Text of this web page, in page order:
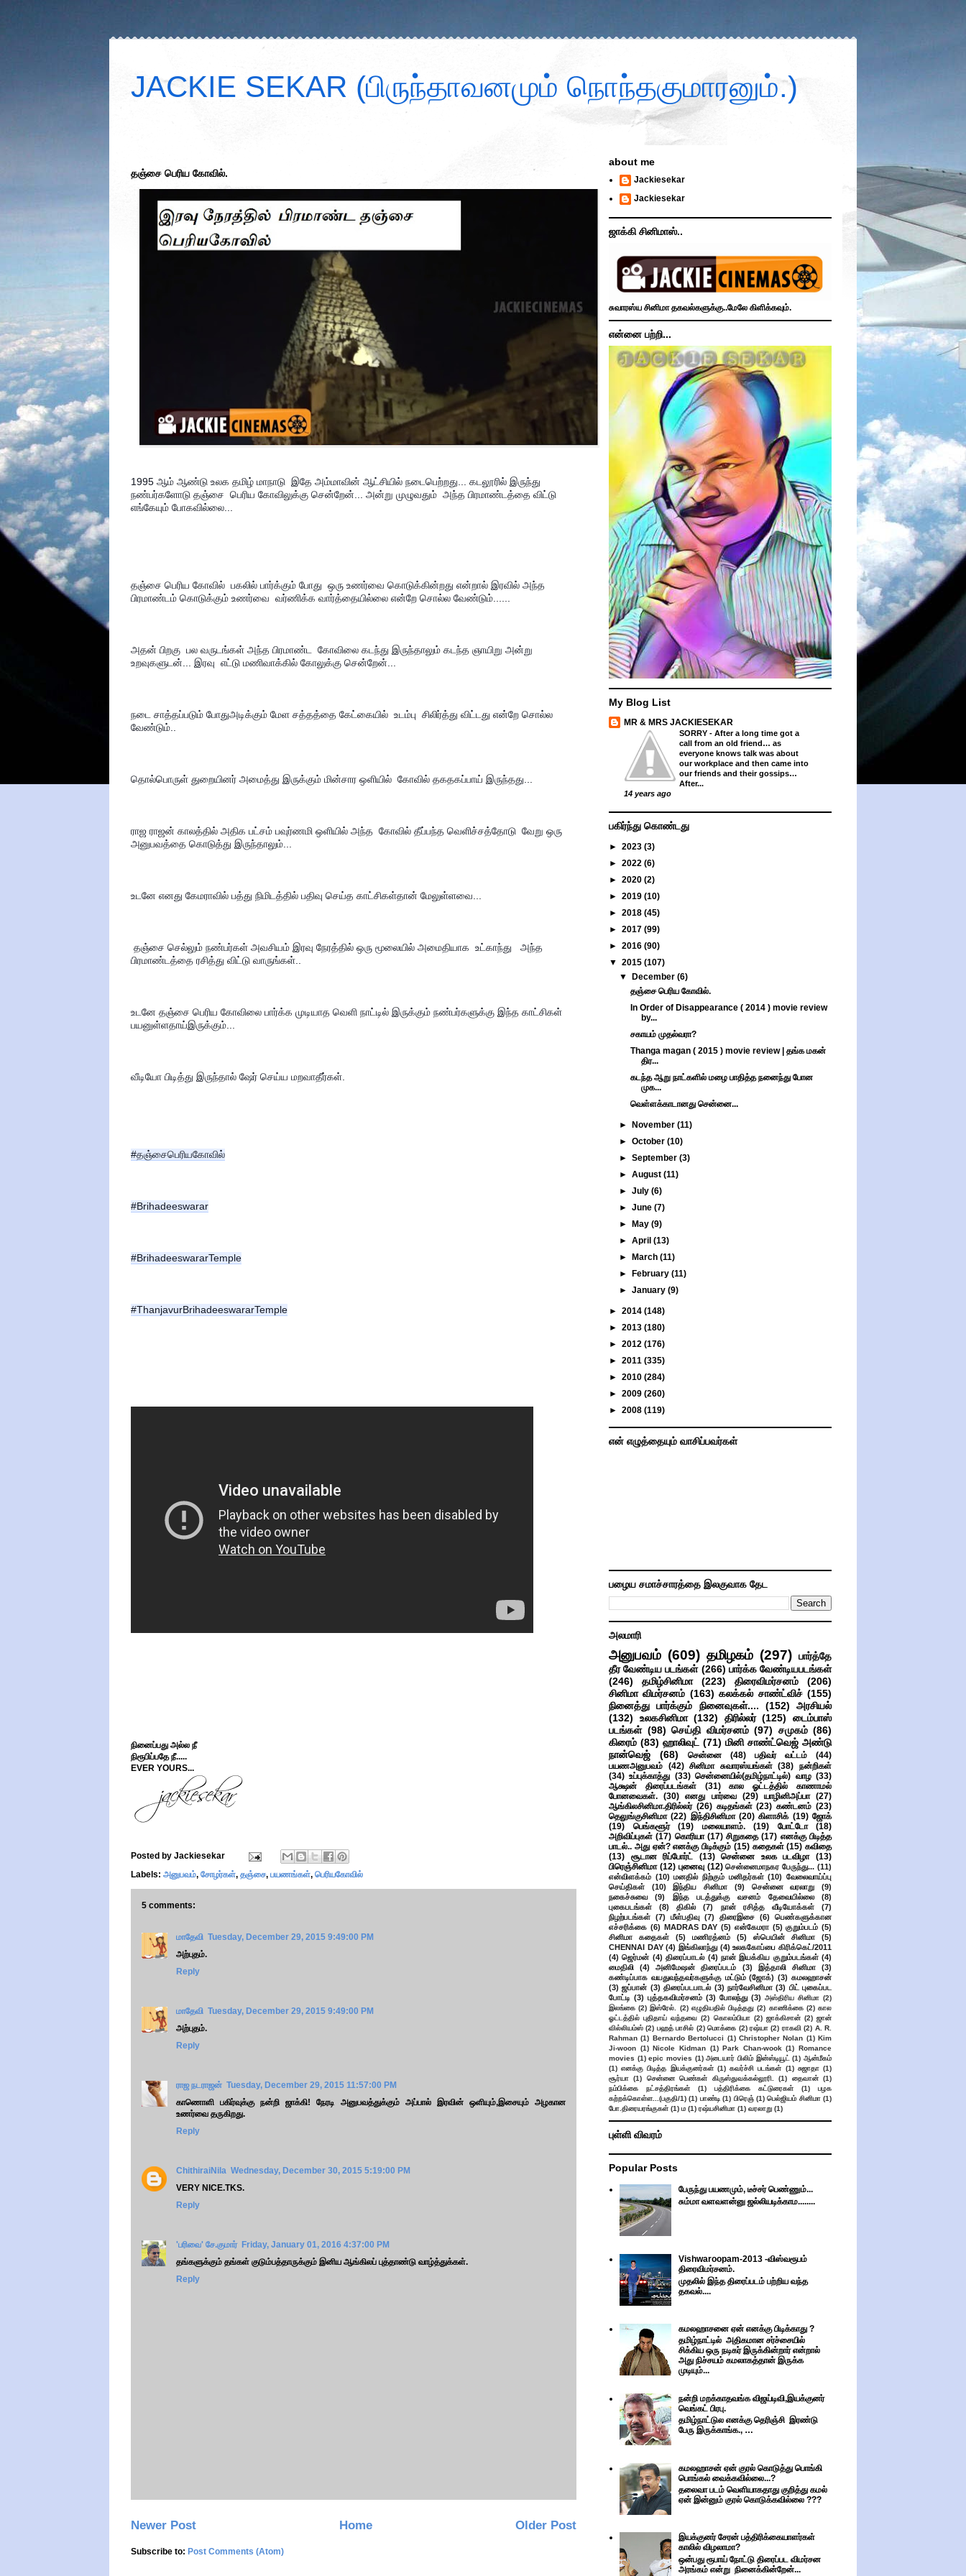
JACKIE SEKAR (பிருந்தாவனமும் நொந்தகுமாரனும்.)
தஞ்சை பெரிய கோவில்.
1995 ஆம் ஆண்டு உலக தமிழ் மாநாடு  இதே அம்மாவின் ஆட்சியில் நடைபெற்றது... கடலூரில் இருந்து
நண்பர்களோடு தஞ்சை  பெரிய கோவிலுக்கு சென்றேன்... அன்று முழுவதும்  அந்த பிரமாண்டத்தை விட்டு
எங்கேயும் போகவில்லை...
தஞ்சை பெரிய கோவில்  பகலில் பார்க்கும் போது  ஒரு உணர்வை கொடுக்கின்றது என்றால் இரவில் அந்த
பிரமாண்டம் கொடுக்கும் உணர்வை  வர்ணிக்க வார்த்தையில்லை என்றே சொல்ல வேண்டும்......
அதன் பிறகு  பல வருடங்கள் அந்த பிரமாண்ட  கோவிலை கடந்து இருந்தாலும் கடந்த ஞாயிறு அன்று
உறவுகளுடன்... இரவு  எட்டு மணிவாக்கில் கோலுக்கு சென்றேன்...
நடை சாத்தப்படும் போதுஅடிக்கும் மேள சத்தத்தை கேட்கையில்  உடம்பு  சிலிர்த்து விட்டது என்றே சொல்ல
வேண்டும்..
தொல்பொருள் துறையினர் அமைத்து இருக்கும் மின்சார ஒளியில்  கோவில் தகதகப்பாய் இருந்தது...
ராஜ ராஜன் காலத்தில் அதிக பட்சம் பவுர்ணமி ஒளியில் அந்த  கோவில் தீப்பந்த வெளிச்சத்தோடு  வேறு ஒரு
அனுபவத்தை கொடுத்து இருந்தாலும்...
உடனே எனது கேமராவில் பத்து நிமிடத்தில் பதிவு செய்த காட்சிகள்தான் மேலுள்ளவை...
பிரமாண்டத்தை ரசித்து விட்டு வாருங்கள்..
உடனே தஞ்சை பெரிய கோவிலை பார்க்க முடியாத வெளி நாட்டில் இருக்கும் நண்பர்களுக்கு இந்த காட்சிகள்
பயனுள்ளதாய்இருக்கும்...
வீடியோ பிடித்து இருந்தால் ஷேர் செய்ய மறவாதீர்கள்.
#தஞ்சைபெரியகோவில்
#Brihadeeswarar
#BrihadeeswararTemple
#ThanjavurBrihadeeswararTemple
நினைப்பது அல்ல நீ
நிரூபிப்பதே நீ.....
EVER YOURS...
Posted by Jackiesekar
Labels: அனுபவம், சோழர்கள், தஞ்சை, பயணங்கள், பெரியகோவில்
5 comments:
மாதேவி Tuesday, December 29, 2015 9:49:00 PM
அற்புதம்.
Reply
மாதேவி Tuesday, December 29, 2015 9:49:00 PM
அற்புதம்.
Reply
ராஜ நடராஜன் Tuesday, December 29, 2015 11:57:00 PM
காணொளி பகிர்வுக்கு நன்றி ஜாக்கி! நேரடி அனுபவத்துக்கும் அப்பால் இரவின் ஒளியும்,இசையும் அழகான
உணர்வை தருகிறது.
Reply
ChithiraiNila Wednesday, December 30, 2015 5:19:00 PM
VERY NICE.TKS.
Reply
'பரிவை' சே.குமார் Friday, January 01, 2016 4:37:00 PM
தங்களுக்கும் தங்கள் குடும்பத்தாருக்கும் இனிய ஆங்கிலப் புத்தாண்டு வாழ்த்துக்கள்.
Reply
Newer Post Older Post
Home
Subscribe to: Post Comments (Atom)
about me
Jackiesekar
Jackiesekar
ஜாக்கி சினிமாஸ்..
சுவாரஸ்ய சினிமா தகவல்களுக்கு..மேலே கிளிக்கவும்.
என்னை பற்றி...
My Blog List
MR & MRS JACKIESEKAR
SORRY - After a long time got a
call from an old friend… as
everyone knows talk was about
our workplace and then came into
our friends and their gossips…
After...
14 years ago
பகிர்ந்து கொண்டது
► 2023 (3)
► 2022 (6)
► 2020 (2)
► 2019 (10)
► 2018 (45)
► 2017 (99)
► 2016 (90)
▼ 2015 (107)
▼
December(6)
தஞ்சை பெரிய கோவில்.
In Order of Disappearance ( 2014 ) movie review
by...
சகாயம் முதல்வரா?
Thanga magan ( 2015 ) movie review | தங்க மகன்
திர...
கடந்த ஆறு நாட்களில் மழை பாதித்த நனைந்து போன
முக...
வெள்ளக்காடானது சென்னை...
► November(11)
►October(10)
►September(3)
►August(11)
►July(6)
►June(7)
►
May(9)
►April(13)
►
March(11)
►
February(11)
►January(9)
► 2014 (148)
► 2013 (180)
► 2012 (176)
► 2011 (335)
► 2010 (284)
► 2009 (260)
► 2008 (119)
என் எழுத்தையும் வாசிப்பவர்கள்
பழைய சமாச்சாரத்தை இலகுவாக தேட
அலமாரி
அனுபவம் (609) தமிழகம் (297) பார்த்தே
தீர வேண்டிய படங்கள் (266) பார்க்க வேண்டியபடங்கள்
(246)
தமிழ்சினிமா (223) திரைவிமர்சனம்
(206)
சினிமா விமர்சனம் (163) கலக்கல் சாண்ட்விச் (155)
நினைத்து பார்க்கும் நினைவுகள்....
(152)
அரசியல்
(132)
உலகசினிமா (132) திரில்லர் (125)
டைம்பாஸ்
படங்கள் (98) செய்தி விமர்சனம் (97) சமுகம் (86)
கிரைம் (83) ஹாலிவுட் (71) மினி சாண்ட்வெஜ் அண்டு
நான்வெஜ்
(68) சென்னை (48) பதிவர் வட்டம்
(44)
பயணஅனுபவம் (42) சினிமா சுவாரஸ்யங்கள் (38) நன்றிகள்
(34) உப்புக்காத்து (33) சென்னையில்(தமிழ்நாட்டில்) வாழ (33)
ஆக்ஷன் திரைப்படங்கள்
(31)
கால ஓட்டத்தில் காணாமல்
போனவைகள். (30) எனது பார்வை (29) யாழினிஅப்பா (27)
ஆங்கிலசினிமா.திரில்லர் (26) கடிதங்கள் (23) கண்டனம் (23)
தெலுங்குசினிமா (22) இந்திசினிமா (20) கிளாசிக் (19) ஜோக்
(19)
பெங்களூர் (19) மலையாளம். (19) போட்டோ
(18)
அறிவிப்புகள் (17) கொரியா (17) சிறுகதை (17) எனக்கு பிடித்த
பாடல்.. அது ஏன்? எனக்கு பிடிக்கும் (15) கதைகள் (15) கவிதை
(13)
சூடான ரிப்போர்ட் (13) சென்னை உலக படவிழா
(13)
பிரெஞ்சினிமா (12) புனைவு (12) சென்னைமாநகர பேருந்து... (11)
என்விளக்கம் (10) மனதில் நிற்கும் மனிதர்கள் (10) வேலைவாய்ப்பு
செய்திகள்
(10) இந்திய சினிமா (9) சென்னை வரலாறு
(9)
நகைச்சுவை
(9) இந்த படத்துக்கு வசனம் தேவையில்லை
(8)
புகைபடங்கள்
(8) திகில் (7) நான் ரசித்த வீடியோக்கள்
(7)
நிழற்படங்கள் (7) மீள்பதிவு (7) திரைஇசை (6)
பெண்களுக்கான
எச்சரிக்கை (6) MADRAS DAY (5) என்கேமரா (5) குறும்படம் (5)
சினிமா கதைகள்
(5) மணிரத்னம் (5) ஸ்பெயின் சினிமா
(5)
CHENNAI DAY (4) இங்கிலாந்து (4) உலககோப்பை கிரிக்கெட்/2011
(4) ஜெர்மன் (4) திரைப்பாடல் (4) நான் இயக்கிய குறும்படங்கள் (4)
மைதிலி
(4) அனிமேஷன் திரைப்படம் (3) இத்தாலி சினிமா
(3)
கண்டிப்பாக வயதுவந்தவர்களுக்கு மட்டும் (ஜோக்) (3) கமலஹாசன்
(3) ஜப்பான் (3) திரைப்படபாடல் (3) நார்வேசினிமா (3) பிட் புகைப்பட
போட்டி (3) புத்தகவிமர்சனம் (3) போலந்து (3) அஸ்திரிய சினிமா (2)
இலங்கை (2) இஸ்ரேல். (2) எழுதியதில் பிடித்தது (2) காணிக்கை (2) கால
ஓட்டத்தில் புதிதாய் வந்தவை (2) கொலம்பியா (2) ஜாக்கிசான் (2) ஜான்
வில்லியம்ஸ் (2) பஹத் பாசில் (2) மொக்கை (2) ரஷ்யா (2) ராகவி (2) A. R.
Rahman (1) Bernardo Bertolucci (1) Christopher Nolan (1) Kim
Ji-woon (1) Nicole Kidman (1) Park Chan-wook (1) Romance
movies (1) epic movies (1) அடையார் பிலிம் இன்ஸ்டியூட் (1) ஆன்மீகம்
(1) எனக்கு பிடித்த இயக்குனர்கள் (1) கவர்ச்சி படங்கள் (1) சுஜாதா (1)
சூர்யா (1) சென்னை பெண்கள் கிருஸ்துவக்கல்லூரி. (1) தைவான் (1)
நம்பிக்கை நட்சத்திரங்கள்
(1) பத்திரிக்கை கட்டுரைகள் (1)
பழக
கற்றக்கொள்ள...(பகுதி/1) (1) பாண்டி (1) பிரெஞ் (1) பெல்ஜியம் சினிமா (1)
போ.திரையரங்குகள் (1) ம (1) ரஷ்யசினிமா (1) வரலாறு (1)
புள்ளி விவரம்
Popular Posts
பேருந்து பயணமும், டீச்சர் பெண்ணும்...
சும்மா வளவளன்னு ஜல்லியடிக்காம........
Vishwaroopam-2013 -விஸ்வரூபம்
திரைவிமர்சனம்.
முதலில் இந்த திரைப்படம் பற்றிய வந்த
தகவல்....
கமலஹாசனை ஏன் எனக்கு பிடிக்காது ?
தமிழ்நாட்டில் அதிகமான சர்ச்சையில்
சிக்கிய ஒரு நடிகர் இருக்கின்றார் என்றால்
அது நிச்சயம் கமலாகத்தான் இருக்க
முடியும்...
நன்றி மறக்காதவங்க விஜய்டிவி,இயக்குனர்
வெங்கட் பிரபு.
தமிழ்நாட்டுல எனக்கு தெரிஞ்சி இரண்டு
பேரு இருக்காங்க., …
கமலஹாசன் ஏன் குரல் கொடுத்து பொங்கி
பொங்கல் வைக்கவில்லை...?
தலைவா படம் வெளியாகதாது குறித்து கமல்
ஏன் இன்னும் குரல் கொடுக்கவில்லை ???
இயக்குனர் சேரன் பத்திரிக்கையாளர்கள்
காலில் விழலாமா?
ஒன்பது ரூபாய் நோட்டு திரைப்பட விமர்சன
அரங்கம் என்று நினைக்கின்றேன்...